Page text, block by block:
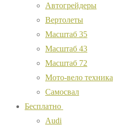
Автогрейдеры
Вертолеты
Масштаб 35
Масштаб 43
Масштаб 72
Мото-вело техника
Самосвал
Бесплатно
Audi